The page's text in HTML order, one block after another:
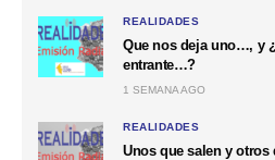
REALIDADES
Que nos deja uno…, y
entrante…?
1 SEMANA AGO
REALIDADES
Unos que salen y